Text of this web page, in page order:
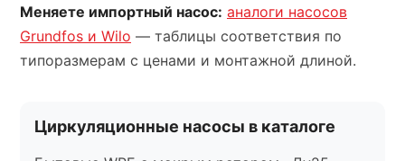
Меняете импортный насос: аналоги насосов
Grundfos и Wilo — таблицы соответствия по
типоразмерам с ценами и монтажной длиной.
Циркуляционные насосы в каталоге